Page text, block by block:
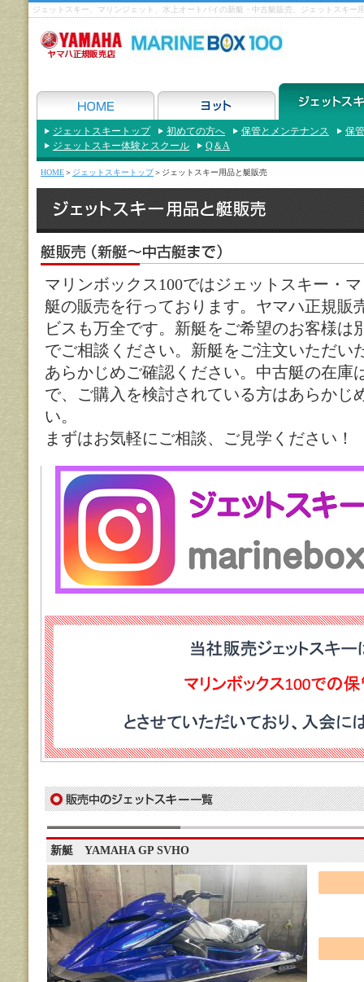
ジェットスキー、マリンジェット、水上オートバイの新艇・中古艇販売、ジェットスキー
ジェットスキートップ 初めての方へ 保管とメンテナンス
保
ジェットスキー体験とスクール
Q＆A
HOME＞ ジェットスキートップ＞ジェットスキー用品と艇販売
マリンボックス100ではジェットスキー・
艇の販売を行っております。ヤマハ正規販
ビスも万全です。新艇をご希望のお客様は
でご相談ください。新艇をご注文いただい
あらかじめご確認ください。中古艇の在庫
で、ご購入を検討されている方はあらかじ
い。
まずはお気軽にご相談、ご見学ください！
新艇 YAMAHA GP SVHO